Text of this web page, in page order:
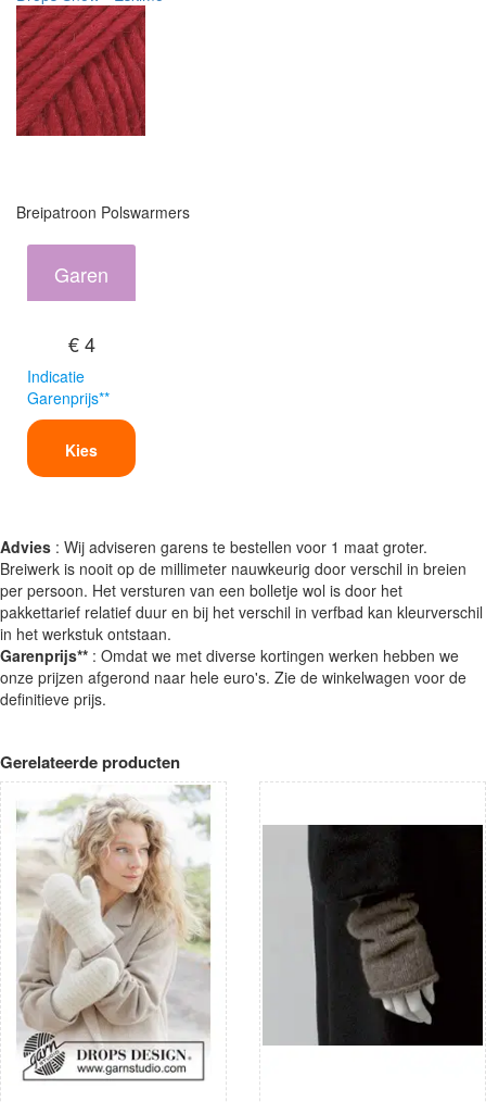
Breipatroon Polswarmers
Garen
€ 4
Indicatie
Garenprijs**
Kies
Advies : Wij adviseren garens te bestellen voor 1 maat groter.
Breiwerk is nooit op de millimeter nauwkeurig door verschil in breien
per persoon. Het versturen van een bolletje wol is door het
pakkettarief relatief duur en bij het verschil in verfbad kan kleurverschil
in het werkstuk ontstaan.
Garenprijs** : Omdat we met diverse kortingen werken hebben we
onze prijzen afgerond naar hele euro's. Zie de winkelwagen voor de
definitieve prijs.
Gerelateerde producten